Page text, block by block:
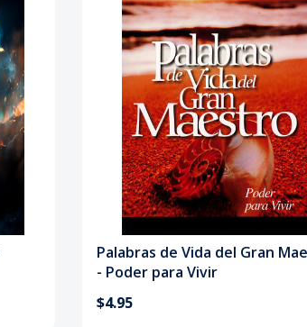
Palabras de Vida del Gran
- Poder para Vivir
$4.95